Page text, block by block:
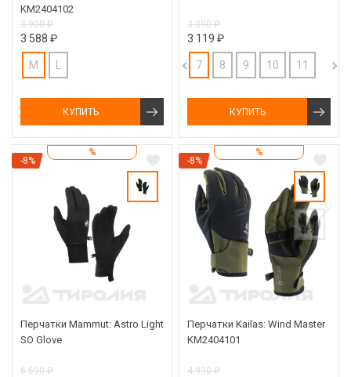
KM2404102
3 900 ₽
3 588 ₽
M
КУПИТЬ
3 390 ₽
3 119 ₽
7 8 9 10 11
КУПИТЬ
%
-8%
Перчатки Mammut: Astro Light
SO Glove
6 690 ₽
%
-8%
Перчатки Kailas: Wind Master
KM2404101
4 990 ₽